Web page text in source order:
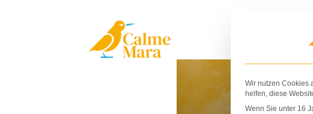
Wir nutzen Cookies
helfen, diese
Wenn Sie unter 16